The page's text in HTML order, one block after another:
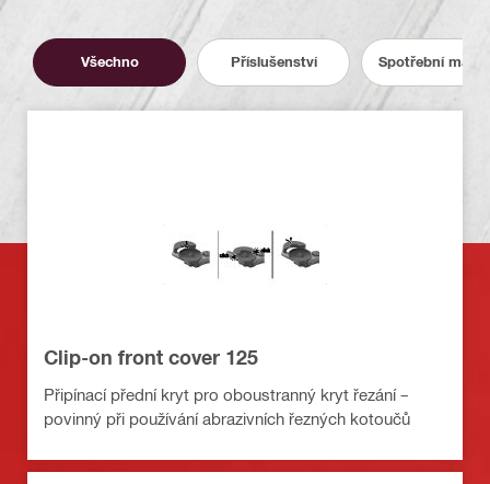
Všechno Příslušenství Spotřební
Clip-on front cover 125
Připínací přední kryt pro oboustranný kryt řezání –
povinný při používání abrazivních řezných kotoučů